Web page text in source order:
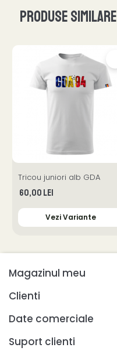
Produse similare
Tricou juniori alb GDA
60,00 Lei
Vezi Variante
Magazinul meu
Clienti
Date comerciale
Suport clienti